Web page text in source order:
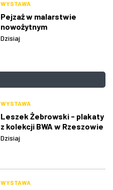
WYSTAWA
Pejzaż w malarstwie
nowożytnym
Dzisiaj
WYSTAWA
Leszek Żebrowski - plakaty
z kolekcji BWA w Rzeszowie
Dzisiaj
WYSTAWA